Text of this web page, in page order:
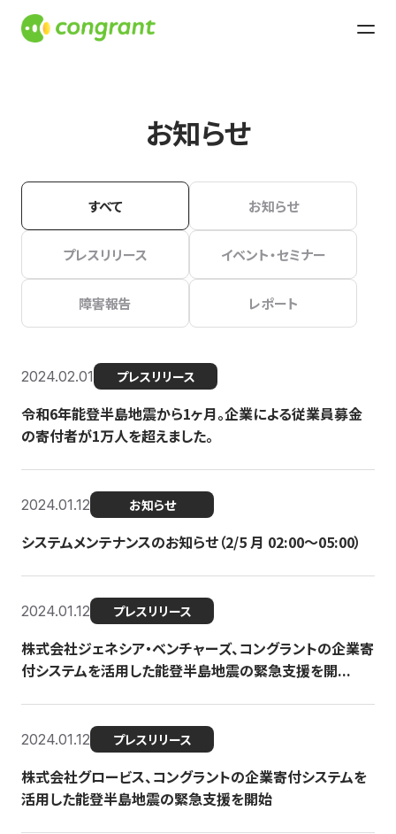
お知らせ
すべて お知らせ
プレスリリース イベント・セミナー
障害報告 レポート
2024.02.01 プレスリリース
令和6年能登半島地震から1ヶ月。企業による従業員募金
の寄付者が1万人を超えました。
2024.01.12 お知らせ
システムメンテナンスのお知らせ（2/5 月 02:00〜05:00）
2024.01.12 プレスリリース
株式会社ジェネシア・ベンチャーズ、コングラントの企業寄
付システムを活用した能登半島地震の緊急支援を開...
2024.01.12 プレスリリース
株式会社グロービス、コングラントの企業寄付システムを
活用した能登半島地震の緊急支援を開始